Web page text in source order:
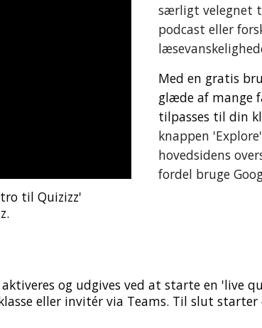
til Quizizz'
særligt velegnet
podcast eller
Med en gratis
glæde af mange
tilpasses til din
knappen
hovedsidens
fordel bruge
og udgives ved at starte en 'live
eller invitér via Teams. Til slut starter